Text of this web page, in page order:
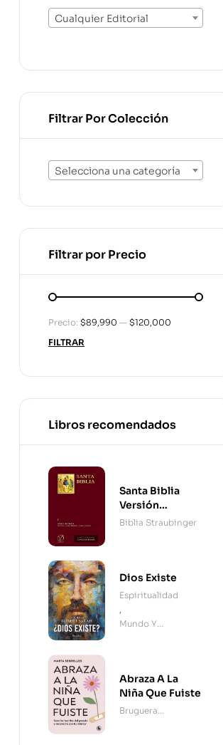
Cualquier Editorial
Filtrar Por Colección
Selecciona una categoría
Filtrar por Precio
FILTRAR
Precio: $89,990 — $120,000
Libros recomendados
Santa Biblia
Versión
Straubinger - 2
Biblia Straubinger
Dios Existe
Espiritualidad
,
Mundo Y
Abraza A La
Niña Que Fuiste
Bruguera